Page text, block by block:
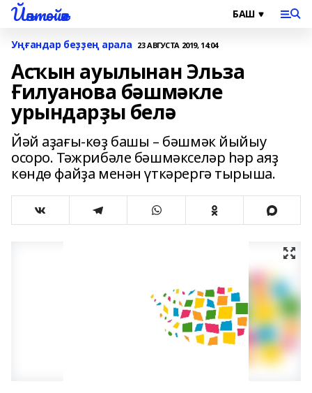
Йәнтөйәк
Уңғандар беҙҙең арала 23 АВГУСТА 2019, 14:04
Асҡын ауылынан Эльза
Ғилуанова бәшмәкле
урындарҙы белә
Йәй аҙағы-көҙ башы – бәшмәк йыйыу
осоро. Тәжрибәле бәшмәкселәр һәр аяҙ
көндө файҙа менән үткәрергә тырыша.